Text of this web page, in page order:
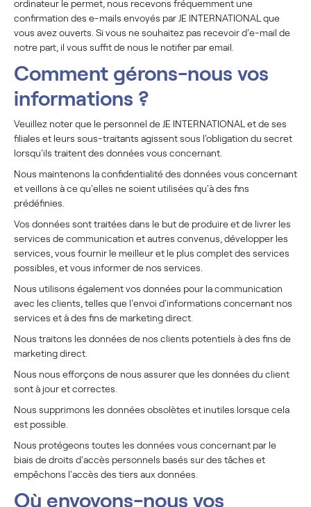
ordinateur le permet, nous recevons fréquemment une
confirmation des e-mails envoyés par JE INTERNATIONAL que
vous avez ouverts. Si vous ne souhaitez pas recevoir d'e-mail de
notre part, il vous suffit de nous le notifier par email.
Comment gérons-nous vos
informations ?
Veuillez noter que le personnel de JE INTERNATIONAL et de ses
filiales et leurs sous-traitants agissent sous l'obligation du secret
lorsqu'ils traitent des données vous concernant.
Nous maintenons la confidentialité des données vous concernant
et veillons à ce qu'elles ne soient utilisées qu'à des fins
prédéfinies.
Vos données sont traitées dans le but de produire et de livrer les
services de communication et autres convenus, développer les
services, vous fournir le meilleur et le plus complet des services
possibles, et vous informer de nos services.
Nous utilisons également vos données pour la communication
avec les clients, telles que l'envoi d'informations concernant nos
services et à des fins de marketing direct.
Nous traitons les données de nos clients potentiels à des fins de
marketing direct.
Nous nous efforçons de nous assurer que les données du client
sont à jour et correctes.
Nous supprimons les données obsolètes et inutiles lorsque cela
est possible.
Nous protégeons toutes les données vous concernant par le
biais de droits d'accès personnels basés sur des tâches et
empêchons l'accès des tiers aux données.
Où envoyons-nous vos